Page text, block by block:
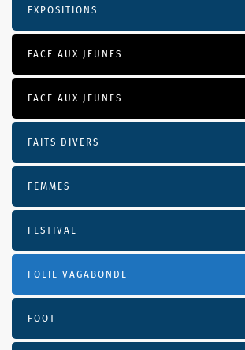
EXPOSITIONS
FACE AUX JEUNES
FACE AUX JEUNES
FAITS DIVERS
FEMMES
FESTIVAL
FOLIE VAGABONDE
FOOT